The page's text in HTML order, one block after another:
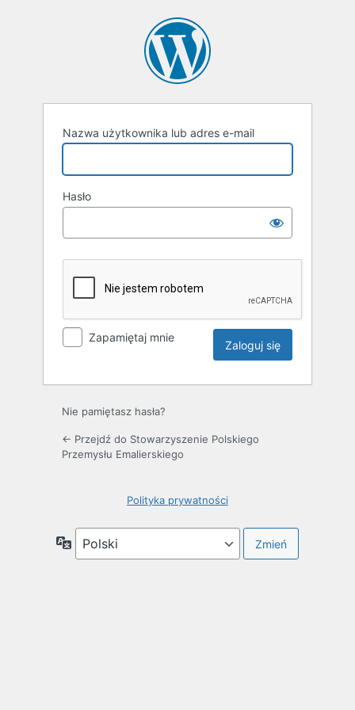
Nazwa użytkownika lub adres e-mail
Hasło
Zapamiętaj mnie
Nie pamiętasz hasła?
← Przejdź do Stowarzyszenie Polskiego
Przemysłu Emalierskiego
Polityka prywatności
Język